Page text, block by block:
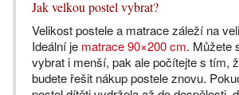
Jak velkou postel vybrat?
Velikost postele a matrace záleží na
Ideální je matrace 90×200 cm. Můžete
vybrat i menší, pak ale počítejte s tím,
budete řešit nákup postele znovu.